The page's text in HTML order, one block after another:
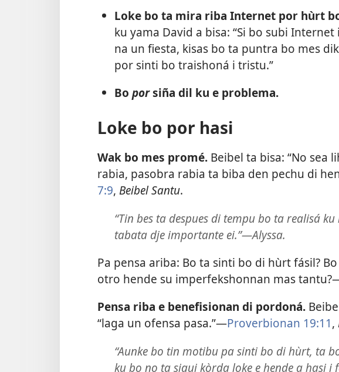
Loke bo ta mira riba Internet por hùrt
ku yama David a bisa: “Si bo subi
na un fiesta, kisas bo ta puntra bo mes
por sinti bo traishoná i tristu.”
Bo porsiña dil ku e problema.
Loke bo por hasi
Wak bo mes promé. Beibel ta bisa: “No sea
rabia, pasobra rabia ta biba den pechu di
7:9, Beibel Santu.
“Tin bes ta despues di tempu bo ta realisá
tabata dje importante ei.”​—Alyssa.
Pa pensa ariba: Bo ta sinti bo di hùrt fásil?
otro hende su imperfekshonnan mas
Pensa riba e benefisionan di pordoná.
“laga un ofensa pasa.”—Proverbionan 19:11,
“Aunke bo tin motibu pa sinti bo di hùrt, ta
ku bo no ta sigui kòrda loke e hende a hasi i